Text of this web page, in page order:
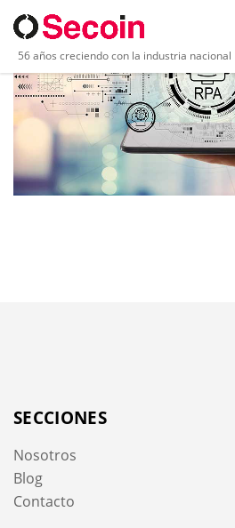
56 años creciendo con la industria nacional
SECCIONES
Nosotros
Blog
Contacto